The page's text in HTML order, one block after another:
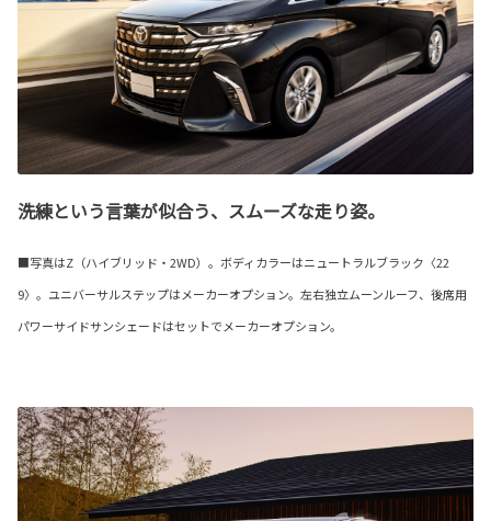
洗練という言葉が似合う、スムーズな走り姿。
■写真はZ（ハイブリッド・2WD）。ボディカラーはニュートラルブラック〈22
9〉。ユニバーサルステップはメーカーオプション。左右独立ムーンルーフ、後席用
パワーサイドサンシェードはセットでメーカーオプション。